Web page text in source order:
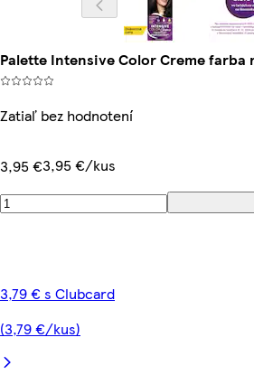
Palette Intensive Color Creme farba
Zatiaľ bez hodnotení
3,95 €3,95 €/kus
3,79 € s Clubcard
(3,79 €/kus)